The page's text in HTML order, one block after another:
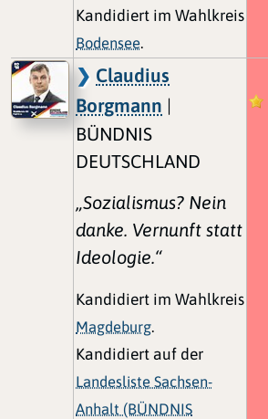
Kandidiert im Wahlkreis
Bodensee.
Claudius
Borgmann |
BÜNDNIS
DEUTSCHLAND
„Sozialismus? Nein
danke. Vernunft statt
Ideologie.“
Kandidiert im Wahlkreis
Magdeburg.
Kandidiert auf der
Landesliste Sachsen-
Anhalt (BÜNDNIS